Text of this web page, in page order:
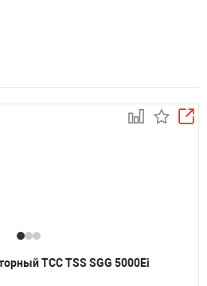
ТСС TSS SGG 5000Ei